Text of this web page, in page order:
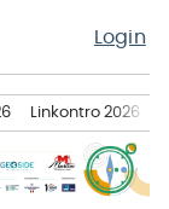
Login
Linkontro 2026